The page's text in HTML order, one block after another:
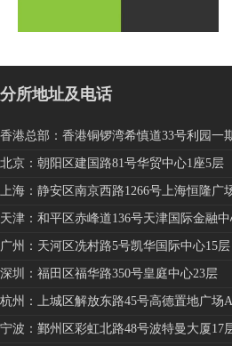
分所地址及电话
香港总部：香港铜锣湾希慎道33号利园一
北京：朝阳区建国路81号华贸中心1座5层
上海：静安区南京西路1266号上海恒隆广
天津：和平区赤峰道136号天津国际金融
广州：天河区冼村路5号凯华国际中心15层
深圳：福田区福华路350号皇庭中心23层
杭州：上城区解放东路45号高德置地广场
宁波：鄞州区彩虹北路48号波特曼大厦17